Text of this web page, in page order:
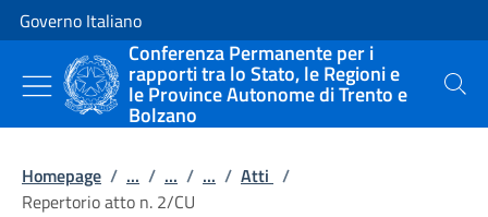
Vai al contenuto
Vai alla navigazione del sito
Governo Italiano
Conferenza Permanente per i
rapporti tra lo Stato, le Regioni e
le Province Autonome di Trento e
Bolzano
Cerca
Homepage / ... / ... / ... / Atti /
Repertorio atto n. 2/CU